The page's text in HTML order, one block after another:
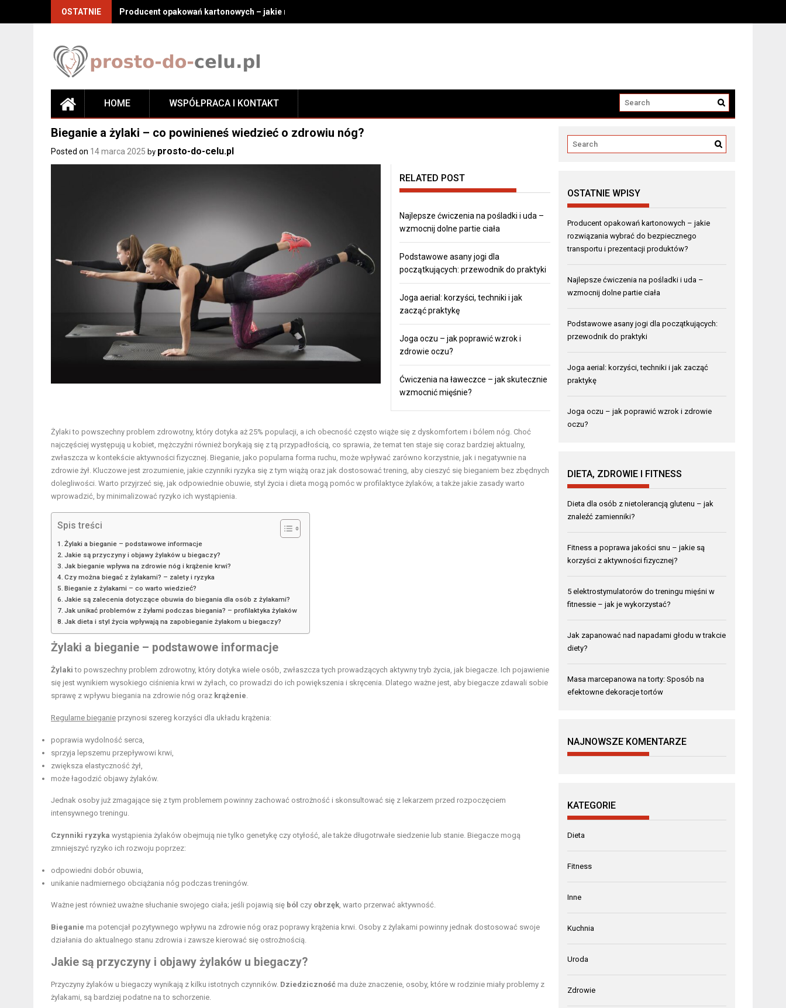
OSTATNIE Producent opakowań kartonowych – jakie rozwiązania wybrać do bezpiecznego transportu i prezentacji produktów?
HOME WSPÓŁPRACA I KONTAKT
Bieganie a żylaki – co powinieneś wiedzieć o zdrowiu nóg?
Posted on 14 marca 2025 by prosto-do-celu.pl
RELATED POST
Najlepsze ćwiczenia na pośladki i uda –
wzmocnij dolne partie ciała
Podstawowe asany jogi dla
początkujących: przewodnik do praktyki
Joga aerial: korzyści, techniki i jak
zacząć praktykę
Joga oczu – jak poprawić wzrok i
zdrowie oczu?
Ćwiczenia na ławeczce – jak skutecznie
wzmocnić mięśnie?
Żylaki to powszechny problem zdrowotny, który dotyka aż 25% populacji, a ich obecność często wiąże się z dyskomfortem i bólem nóg. Choć
najczęściej występują u kobiet, mężczyźni również borykają się z tą przypadłością, co sprawia, że temat ten staje się coraz bardziej aktualny,
zwłaszcza w kontekście aktywności fizycznej. Bieganie, jako popularna forma ruchu, może wpływać zarówno korzystnie, jak i negatywnie na
zdrowie żył. Kluczowe jest zrozumienie, jakie czynniki ryzyka się z tym wiążą oraz jak dostosować trening, aby cieszyć się bieganiem bez zbędnych
dolegliwości. Warto przyjrzeć się, jak odpowiednie obuwie, styl życia i dieta mogą pomóc w profilaktyce żylaków, a także jakie zasady warto
wprowadzić, by minimalizować ryzyko ich wystąpienia.
Spis treści
Żylaki a bieganie – podstawowe informacje
Jakie są przyczyny i objawy żylaków u biegaczy?
Jak bieganie wpływa na zdrowie nóg i krążenie krwi?
Czy można biegać z żylakami? – zalety i ryzyka
Bieganie z żylakami – co warto wiedzieć?
Jakie są zalecenia dotyczące obuwia do biegania dla osób z żylakami?
Jak unikać problemów z żyłami podczas biegania? – profilaktyka żylaków
Jak dieta i styl życia wpływają na zapobieganie żylakom u biegaczy?
Żylaki a bieganie – podstawowe informacje
Żylaki to powszechny problem zdrowotny, który dotyka wiele osób, zwłaszcza tych prowadzących aktywny tryb życia, jak biegacze. Ich pojawienie
się jest wynikiem wysokiego ciśnienia krwi w żyłach, co prowadzi do ich powiększenia i skręcenia. Dlatego ważne jest, aby biegacze zdawali sobie
sprawę z wpływu biegania na zdrowie nóg oraz krążenie.
Regularne bieganie przynosi szereg korzyści dla układu krążenia:
poprawia wydolność serca,
sprzyja lepszemu przepływowi krwi,
zwiększa elastyczność żył,
może łagodzić objawy żylaków.
Jednak osoby już zmagające się z tym problemem powinny zachować ostrożność i skonsultować się z lekarzem przed rozpoczęciem
intensywnego treningu.
Czynniki ryzyka wystąpienia żylaków obejmują nie tylko genetykę czy otyłość, ale także długotrwałe siedzenie lub stanie. Biegacze mogą
zmniejszyć ryzyko ich rozwoju poprzez:
odpowiedni dobór obuwia,
unikanie nadmiernego obciążania nóg podczas treningów.
Ważne jest również uważne słuchanie swojego ciała; jeśli pojawią się ból czy obrzęk, warto przerwać aktywność.
Bieganie ma potencjał pozytywnego wpływu na zdrowie nóg oraz poprawy krążenia krwi. Osoby z żylakami powinny jednak dostosować swoje
działania do aktualnego stanu zdrowia i zawsze kierować się ostrożnością.
Jakie są przyczyny i objawy żylaków u biegaczy?
Przyczyny żylaków u biegaczy wynikają z kilku istotnych czynników. Dziedziczność ma duże znaczenie, osoby, które w rodzinie miały problemy z
żylakami, są bardziej podatne na to schorzenie.
OSTATNIE WPISY
Producent opakowań kartonowych – jakie
rozwiązania wybrać do bezpiecznego
transportu i prezentacji produktów?
Najlepsze ćwiczenia na pośladki i uda –
wzmocnij dolne partie ciała
Podstawowe asany jogi dla początkujących:
przewodnik do praktyki
Joga aerial: korzyści, techniki i jak zacząć
praktykę
Joga oczu – jak poprawić wzrok i zdrowie
oczu?
DIETA, ZDROWIE I FITNESS
Dieta dla osób z nietolerancją glutenu – jak
znaleźć zamienniki?
Fitness a poprawa jakości snu – jakie są
korzyści z aktywności fizycznej?
5 elektrostymulatorów do treningu mięśni w
fitnessie – jak je wykorzystać?
Jak zapanować nad napadami głodu w trakcie
diety?
Masa marcepanowa na torty: Sposób na
efektowne dekoracje tortów
NAJNOWSZE KOMENTARZE
KATEGORIE
Dieta
Fitness
Inne
Kuchnia
Uroda
Zdrowie